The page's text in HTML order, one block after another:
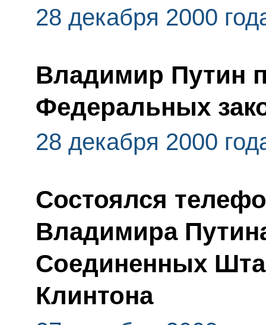
28 декабря 2000
Владимир Путин
Федеральных
28 декабря 2000
Состоялся
Владимира
Соединенных
Клинтона